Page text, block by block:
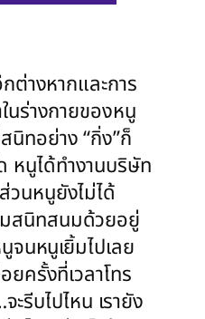
างหากและการ
นร่างกายของหนู
ทอย่าง “กิ่ง”ก็
หนูได้ทำงานบริษัท
วนหนูยังไม่ได้
สนิทสนมด้วยอยู่
นหนูเยิ้มไปเลย
ครั้งที่เวลาโทร
รีบไปไหน เรายัง